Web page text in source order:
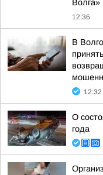
Волга»
12:36
В
12:32
О
года